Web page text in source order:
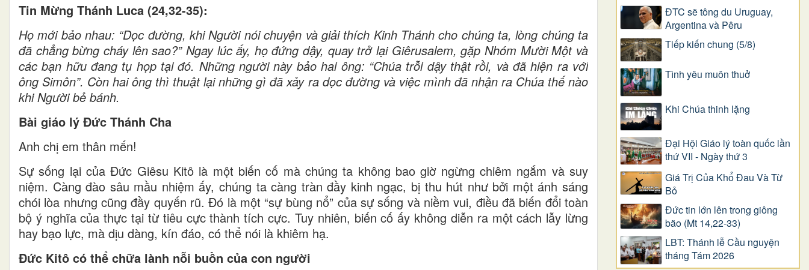
Tin Mừng Thánh Luca (24,32-35):
Họ mới bảo nhau: “Dọc đường, khi Người nói chuyện và giải thích Kinh Thánh cho chúng ta, lòng chúng ta
đã chẳng bừng cháy lên sao?” Ngay lúc ấy, họ đứng dậy, quay trở lại Giêrusalem, gặp Nhóm Mười Một và
các bạn hữu đang tụ họp tại đó. Những người này bảo hai ông: “Chúa trỗi dậy thật rồi, và đã hiện ra với
ông Simôn”. Còn hai ông thì thuật lại những gì đã xảy ra dọc đường và việc mình đã nhận ra Chúa thế nào
khi Người bẻ bánh.
Bài giáo lý Đức Thánh Cha
Anh chị em thân mến!
Sự sống lại của Đức Giêsu Kitô là một biến cố mà chúng ta không bao giờ ngừng chiêm ngắm và suy
niệm. Càng đào sâu mầu nhiệm ấy, chúng ta càng tràn đầy kinh ngạc, bị thu hút như bởi một ánh sáng
chói lòa nhưng cũng đầy quyến rũ. Đó là một “sự bùng nổ” của sự sống và niềm vui, điều đã biến đổi toàn
bộ ý nghĩa của thực tại từ tiêu cực thành tích cực. Tuy nhiên, biến cố ấy không diễn ra một cách lẫy lừng
hay bạo lực, mà dịu dàng, kín đáo, có thể nói là khiêm hạ.
Đức Kitô có thể chữa lành nỗi buồn của con người
ĐTC sẽ tông du Uruguay,
Argentina và Pêru
Tiếp kiến chung (5/8)
Tình yêu muôn thuở
Khi Chúa thinh lặng
Đại Hội Giáo lý toàn quốc lần
thứ VII - Ngày thứ 3
Giá Trị Của Khổ Ðau Và Từ
Bỏ
Đức tin lớn lên trong giông
bão (Mt 14,22-33)
LBT: Thánh lễ Cầu nguyện
tháng Tám 2026